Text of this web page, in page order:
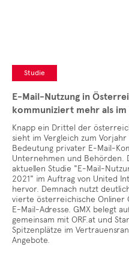
Studie
E-Mail-Nutzung in
kommuniziert mehr als
Knapp ein Drittel der
sieht im Vergleich zum
Bedeutung privater E-Mail-
Unternehmen und Behörden.
aktuellen Studie "E-Mail-
2021" im Auftrag von United
hervor. Demnach nutzt
vierte österreichische Onliner
E-Mail-Adresse. GMX belegt
gemeinsam mit ORF.at und
Spitzenplätze im
Angebote.